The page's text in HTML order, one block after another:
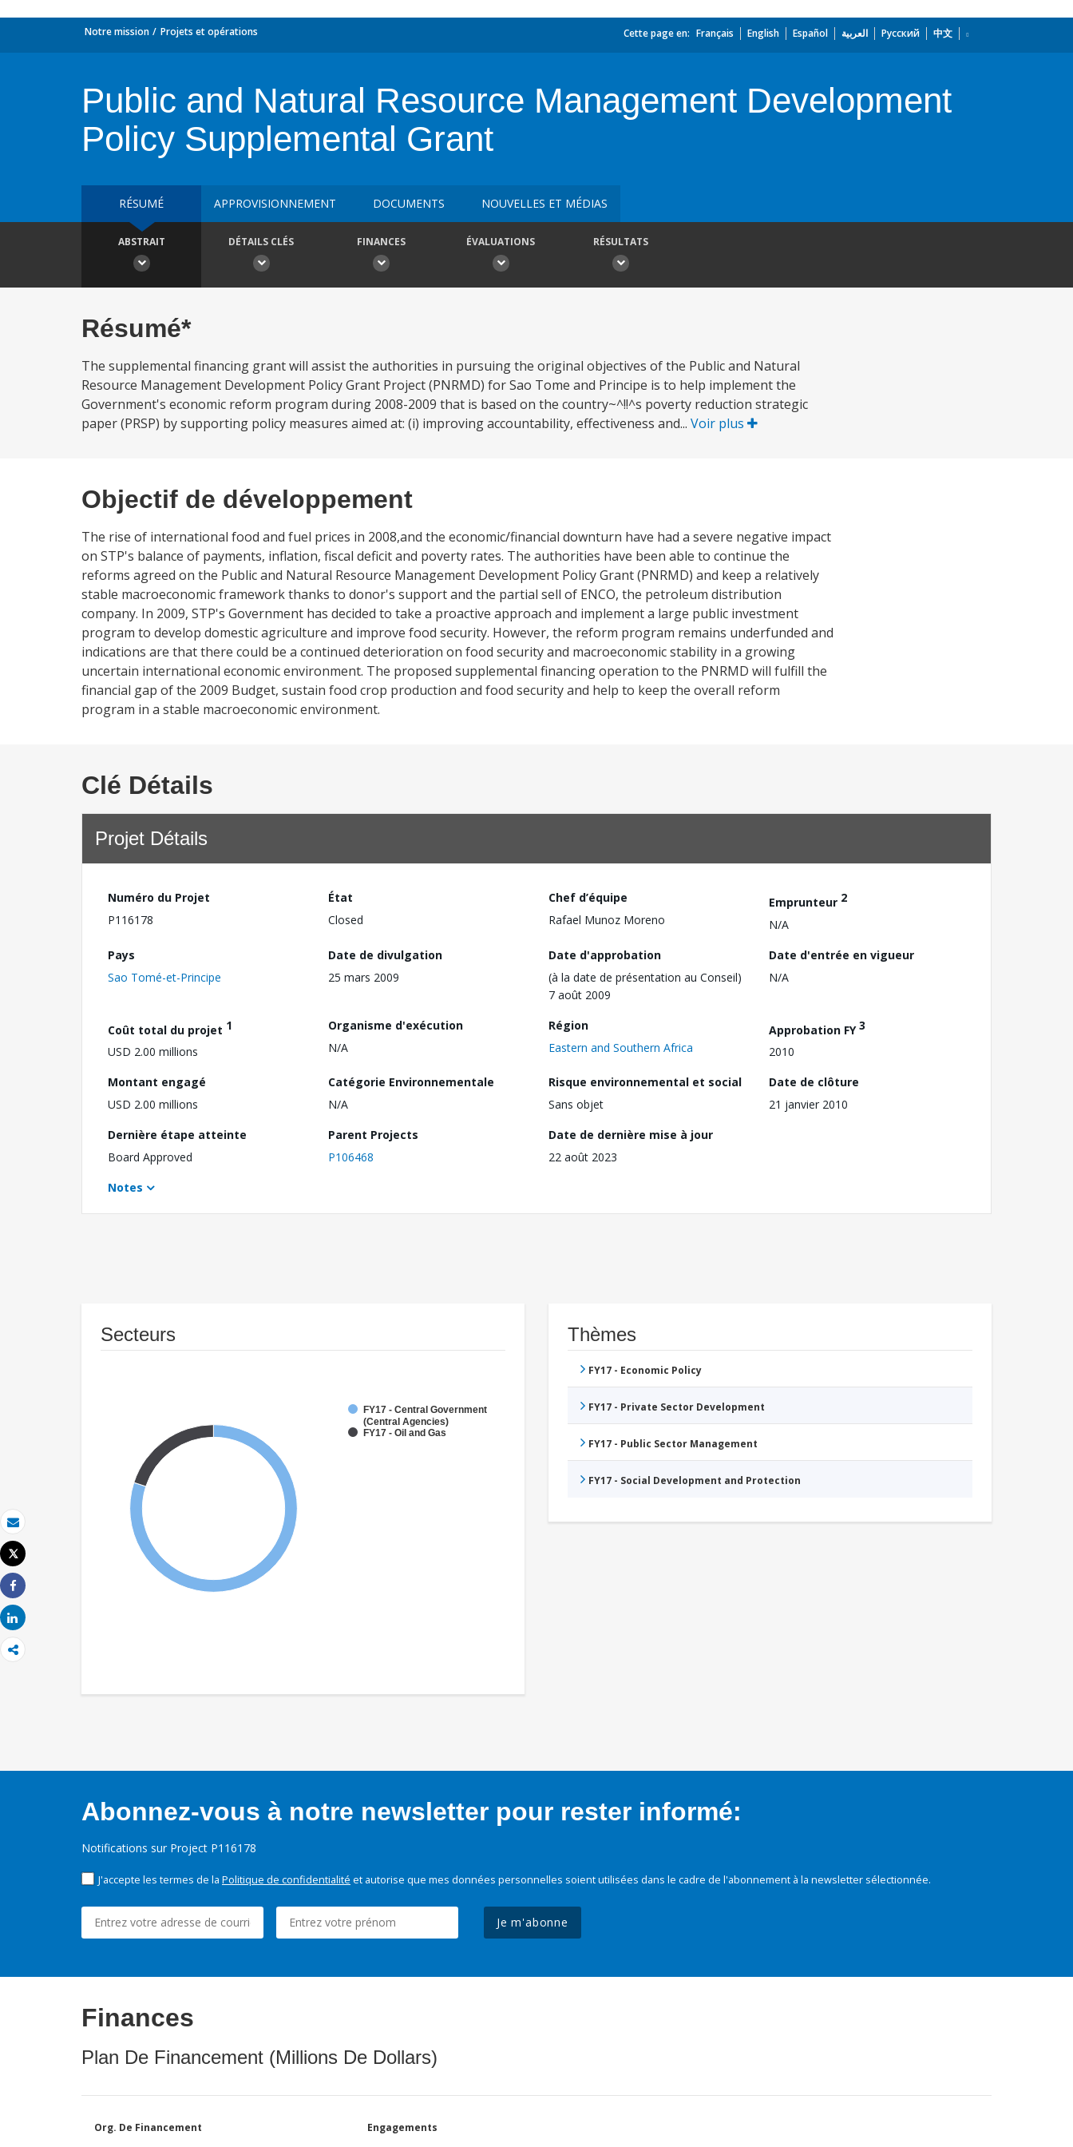
Email
Imprimer
Tweet
Share
Share
Notre mission Projets et opérations Cette page en: Français English Español العربية Русский 中文
Public and Natural Resource Management Development
Policy Supplemental Grant
RÉSUMÉ APPROVISIONNEMENT DOCUMENTS NOUVELLES ET MÉDIAS
ABSTRAIT DÉTAILS CLÉS FINANCES ÉVALUATIONS RÉSULTATS
Résumé*
The supplemental financing grant will assist the authorities in pursuing the original objectives of the Public and Natural
Resource Management Development Policy Grant Project (PNRMD) for Sao Tome and Principe is to help implement the
Government's economic reform program during 2008-2009 that is based on the country~^!!^s poverty reduction strategic
paper (PRSP) by supporting policy measures aimed at: (i) improving accountability, effectiveness and... Voir plus
Objectif de développement
The rise of international food and fuel prices in 2008,and the economic/financial downturn have had a severe negative impact
on STP's balance of payments, inflation, fiscal deficit and poverty rates. The authorities have been able to continue the
reforms agreed on the Public and Natural Resource Management Development Policy Grant (PNRMD) and keep a relatively
stable macroeconomic framework thanks to donor's support and the partial sell of ENCO, the petroleum distribution
company. In 2009, STP's Government has decided to take a proactive approach and implement a large public investment
program to develop domestic agriculture and improve food security. However, the reform program remains underfunded and
indications are that there could be a continued deterioration on food security and macroeconomic stability in a growing
uncertain international economic environment. The proposed supplemental financing operation to the PNRMD will fulfill the
financial gap of the 2009 Budget, sustain food crop production and food security and help to keep the overall reform
program in a stable macroeconomic environment.
Clé Détails
Projet Détails
Numéro du Projet
P116178
État
Closed
Chef d’équipe
Rafael Munoz Moreno
Emprunteur 2
N/A
Pays
Sao Tomé-et-Principe
Date de divulgation
25 mars 2009
Date d'approbation
(à la date de présentation au Conseil)
7 août 2009
Date d'entrée en vigueur
N/A
Coût total du projet 1
USD 2.00 millions
Organisme d'exécution
N/A
Région
Eastern and Southern Africa
Approbation FY3
2010
Montant engagé
USD 2.00 millions
Catégorie Environnementale
N/A
Risque environnemental et social
Sans objet
Date de clôture
21 janvier 2010
Dernière étape atteinte
Board Approved
Parent Projects
P106468
Date de dernière mise à jour
22 août 2023
Notes
Secteurs
FY17 - Central Government
(Central Agencies)
FY17 - Oil and Gas
Thèmes
FY17 - Economic Policy
FY17 - Private Sector Development
FY17 - Public Sector Management
FY17 - Social Development and Protection
Abonnez-vous à notre newsletter pour rester informé:
Notifications sur Project P116178
J'accepte les termes de la Politique de confidentialité et autorise que mes données personnelles soient utilisées dans le cadre de l'abonnement à la newsletter sélectionnée.
Je m'abonne
Finances
Plan De Financement (Millions De Dollars)
Org. De Financement Engagements